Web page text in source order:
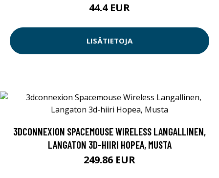
44.4 EUR
LISÄTIETOJA
3DCONNEXION SPACEMOUSE WIRELESS LANGALLINEN,
LANGATON 3D-HIIRI HOPEA, MUSTA
249.86 EUR